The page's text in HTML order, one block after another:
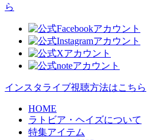
インスタライブ視聴方法はこちら
HOME
ラトビア・ヘイズについて
特集アイテム